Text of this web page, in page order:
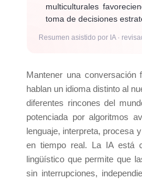
multiculturales
toma de decisiones
Resumen asistido por IA ·
Mantener una conversación
hablan un idioma distinto al
diferentes rincones del
potenciada por algoritmos
lenguaje, interpreta, procesa
en tiempo real. La IA está
lingüístico que permite que
sin interrupciones,